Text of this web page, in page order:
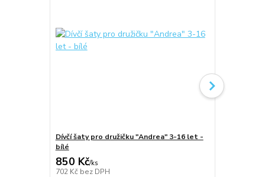
Dívčí šaty pro družičku "Andrea" 3-16 let -
bílé
850 Kč/ks
702 Kč bez DPH